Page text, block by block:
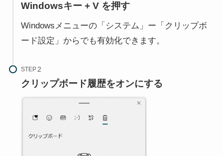
Windowsキー + Vを押す
Windowsメニューの「システム」ー「クリップボ
ード設定」からでも有効化できます。
STEP
クリップボード履歴をオンにする